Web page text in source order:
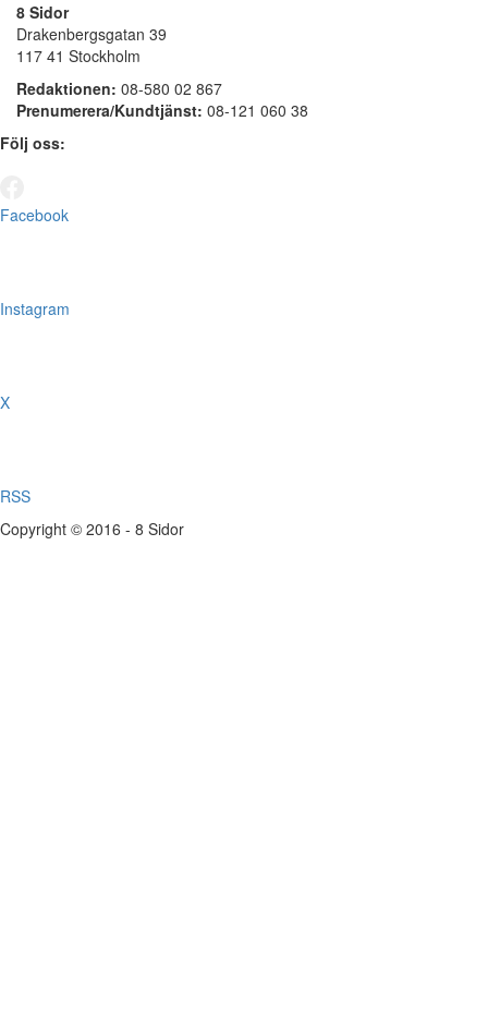
8 Sidor
Drakenbergsgatan 39
117 41 Stockholm
Redaktionen: 08-580 02 867
Prenumerera/Kundtjänst: 08-121 060 38
Följ oss:
Facebook
Instagram
X
RSS
Copyright © 2016 - 8 Sidor